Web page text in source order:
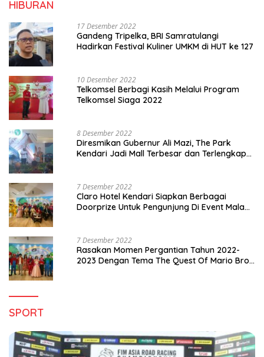
HIBURAN
17 Desember 2022
Gandeng Tripelka, BRI Samratulangi
Hadirkan Festival Kuliner UMKM di HUT ke 127
10 Desember 2022
Telkomsel Berbagi Kasih Melalui Program
Telkomsel Siaga 2022
8 Desember 2022
Diresmikan Gubernur Ali Mazi, The Park
Kendari Jadi Mall Terbesar dan Terlengkap
7 Desember 2022
Claro Hotel Kendari Siapkan Berbagai
Doorprize Untuk Pengunjung Di Event Malam
7 Desember 2022
Rasakan Momen Pergantian Tahun 2022-
2023 Dengan Tema The Quest Of Mario Bros
SPORT